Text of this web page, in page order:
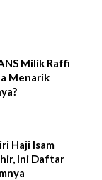
Milik Raffi
Menarik
Haji Isam
Ini Daftar